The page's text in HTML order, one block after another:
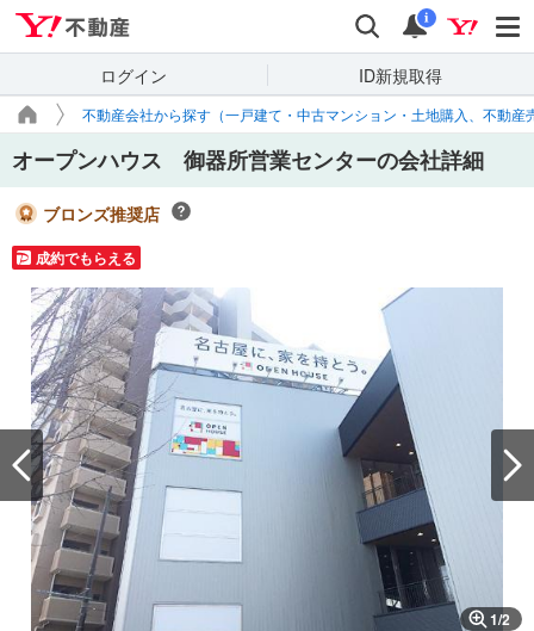
検索 通知
i
ログイン ID新規取得
不動産会社から探す（一戸建て・中古マンション・土地購入、不動産
オープンハウス 御器所営業センターの会社詳細
ブロンズ推奨店
成約でもらえる
1/2